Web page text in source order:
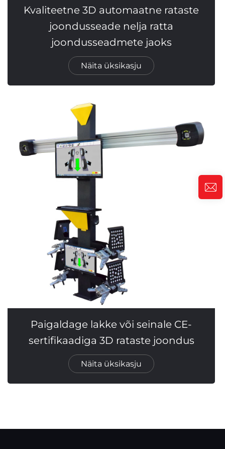
Kvaliteetne 3D automaatne rataste
joondusseade nelja ratta
joondusseadmete jaoks
Näita üksikasju
Paigaldage lakke või seinale CE-
sertifikaadiga 3D rataste joondus
Näita üksikasju